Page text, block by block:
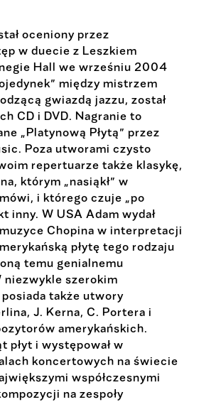
oceniony przez
w duecie z Leszkiem
Hall we wrześniu 2004
między mistrzem
gwiazdą jazzu, został
CD i DVD. Nagranie to
„Platynową Płytą” przez
Poza utworami czysto
repertuarze także klasykę,
którym „nasiąkł” w
i którego czuje „po
inny. W USA Adam wydał
Chopina w interpretacji
płytę tego rodzaju
temu genialnemu
niezwykle szerokim
także utwory
J. Kerna, C. Portera i
amerykańskich.
płyt i występował w
koncertowych na świecie
współczesnymi
na zespoły